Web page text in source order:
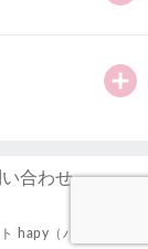
合わせ
hapy（ハピ）-